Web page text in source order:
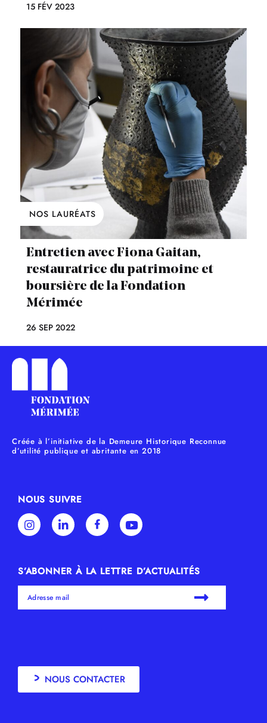
15 FÉV 2023
NOS LAURÉATS
Entretien avec Fiona Gaitan,
restauratrice du patrimoine et
boursière de la Fondation
Mérimée
26 SEP 2022
Créée à l’initiative de la Demeure Historique Reconnue
d’utilité publique et abritante en 2018
NOUS SUIVRE
S’ABONNER À LA LETTRE D’ACTUALITÉS
NOUS CONTACTER